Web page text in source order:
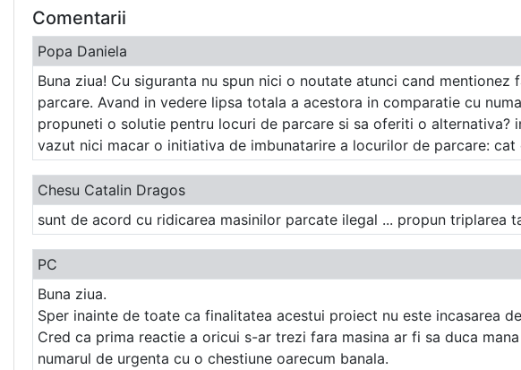
Comentarii
Popa Daniela
Buna ziua! Cu siguranta nu spun nici o noutate atunci cand
parcare. Avand in vedere lipsa totala a acestora in comparatie cu
propuneti o solutie pentru locuri de parcare si sa oferiti o alternativa?
vazut nici macar o initiativa de imbunatarire a locurilor de parcare:
Chesu Catalin Dragos
sunt de acord cu ridicarea masinilor parcate ilegal ... propun triplarea
PC
Buna ziua.
Sper inainte de toate ca finalitatea acestui proiect nu este incasarea
Cred ca prima reactie a oricui s-ar trezi fara masina ar fi sa duca
numarul de urgenta cu o chestiune oarecum banala.